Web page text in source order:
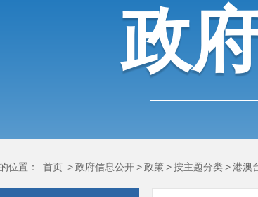
政
位置： 首页 >政府信息公开>政策 >按主题分类>港澳